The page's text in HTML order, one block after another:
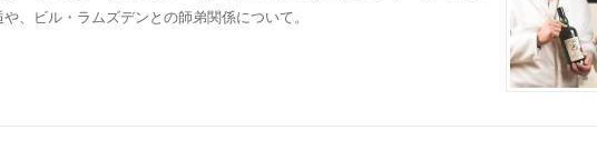
、ビル・ラムズデンとの師弟関係について。